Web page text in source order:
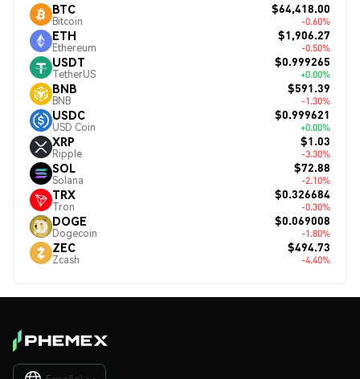
BTC
Bitcoin
$64,418.00
-0.60%
ETH
Ethereum
$1,906.27
-0.50%
USDT
TetherUS
$0.999265
+0.00%
BNB
BNB
$591.39
-1.30%
USDC
USD Coin
$0.999621
+0.00%
XRP
Ripple
$1.03
-3.30%
SOL
Solana
$72.88
-2.10%
TRX
Tron
$0.326684
-0.30%
DOGE
Dogecoin
$0.069008
-1.80%
ZEC
Zcash
$494.73
-4.40%